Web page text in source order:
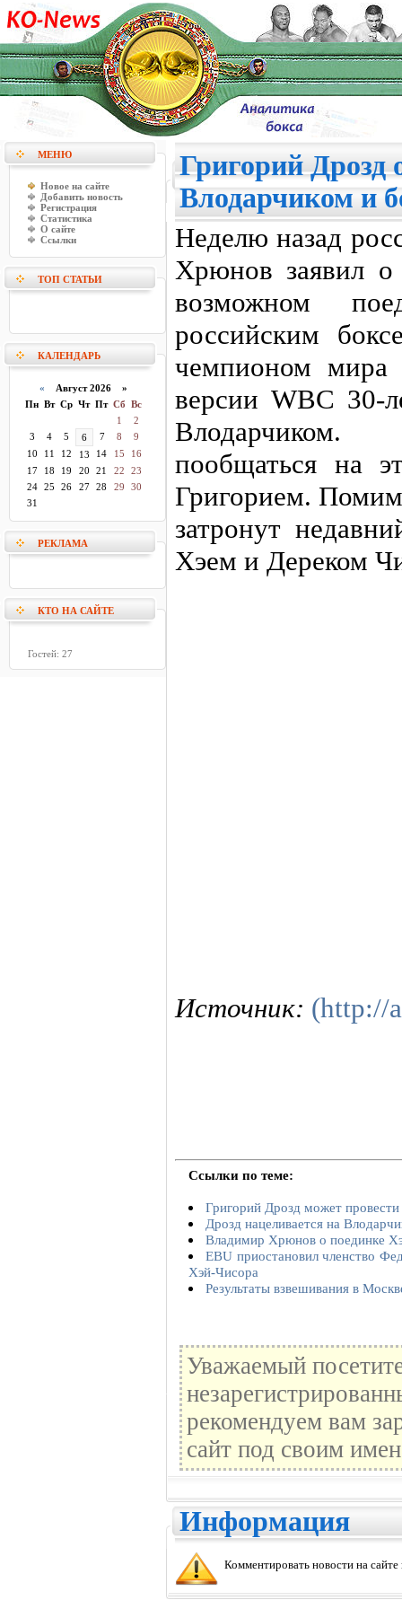
МЕНЮ
Новое на сайте
Добавить новость
Регистрация
Статистика
О сайте
Ссылки
ТОП СТАТЬИ
КАЛЕНДАРЬ
« Август 2026 »
Пн Вт Ср Чт Пт Сб Вс
1
2
3
4 5 6 7 8
9
10
11 12 13 14 15
16
17
18 19 20 21 22
23
24
25 26 27 28 29
30
31
РЕКЛАМА
КТО НА САЙТЕ
Гостей: 27
Григорий Дрозд
Влодарчиком и
Неделю назад
Хрюнов заявил
возможном
российским
чемпионом мира
версии WBC 30-
пообщаться на
Григорием.
затронут
Хэем и Дереком
Источник: (http://
Ссылки по теме:
Григорий Дрозд может
Дрозд нацеливается на
Владимир Хрюнов о поединке
EBU приостановил членство
Хэй-Чисора
Результаты взвешивания в
Уважаемый
рекомендуем вам
сайт под своим
Информация
Комментировать новости на